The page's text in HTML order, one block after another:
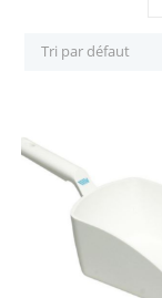
Tri par défaut